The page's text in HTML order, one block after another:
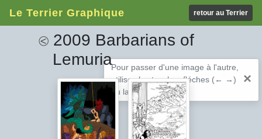
Le Terrier Graphique retour au Terrier
Pour passer d'une image à l'autre,
utilisez les touches fléches (← →)
ou la barre espace
×
⧀2009 Barbarians of
Lemuria